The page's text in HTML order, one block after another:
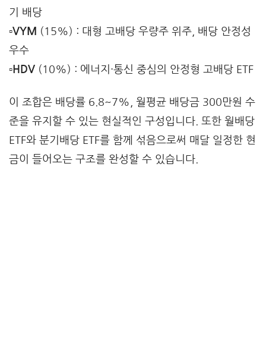
기 배당
▫️VYM (15%) : 대형 고배당 우량주 위주, 배당 안정성
우수
▫️HDV (10%) : 에너지·통신 중심의 안정형 고배당 ETF
이 조합은 배당률 6.8~7%, 월평균 배당금 300만원 수
준을 유지할 수 있는 현실적인 구성입니다. 또한 월배당
ETF와 분기배당 ETF를 함께 섞음으로써 매달 일정한 현
금이 들어오는 구조를 완성할 수 있습니다.